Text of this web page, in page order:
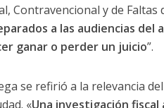
Contravencional y de Faltas
a las audiencias del
ganar o perder un juicio”.
se refirió a la relevancia
«Una investigación